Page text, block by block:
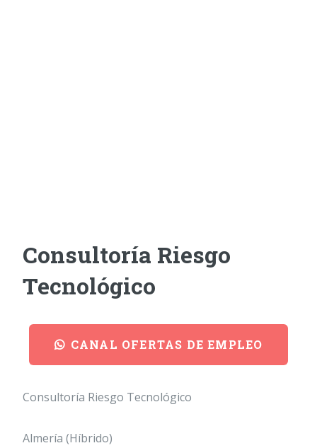
Consultoría Riesgo
Tecnológico
CANAL OFERTAS DE EMPLEO
Consultoría Riesgo Tecnológico
Almería (Híbrido)